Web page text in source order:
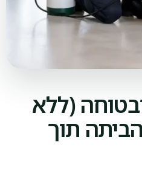
(ללא
תוך